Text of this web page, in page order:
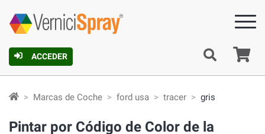
ACCEDER
Marcas de Coche ford usa tracer gris
Pintar por Código de Color de la